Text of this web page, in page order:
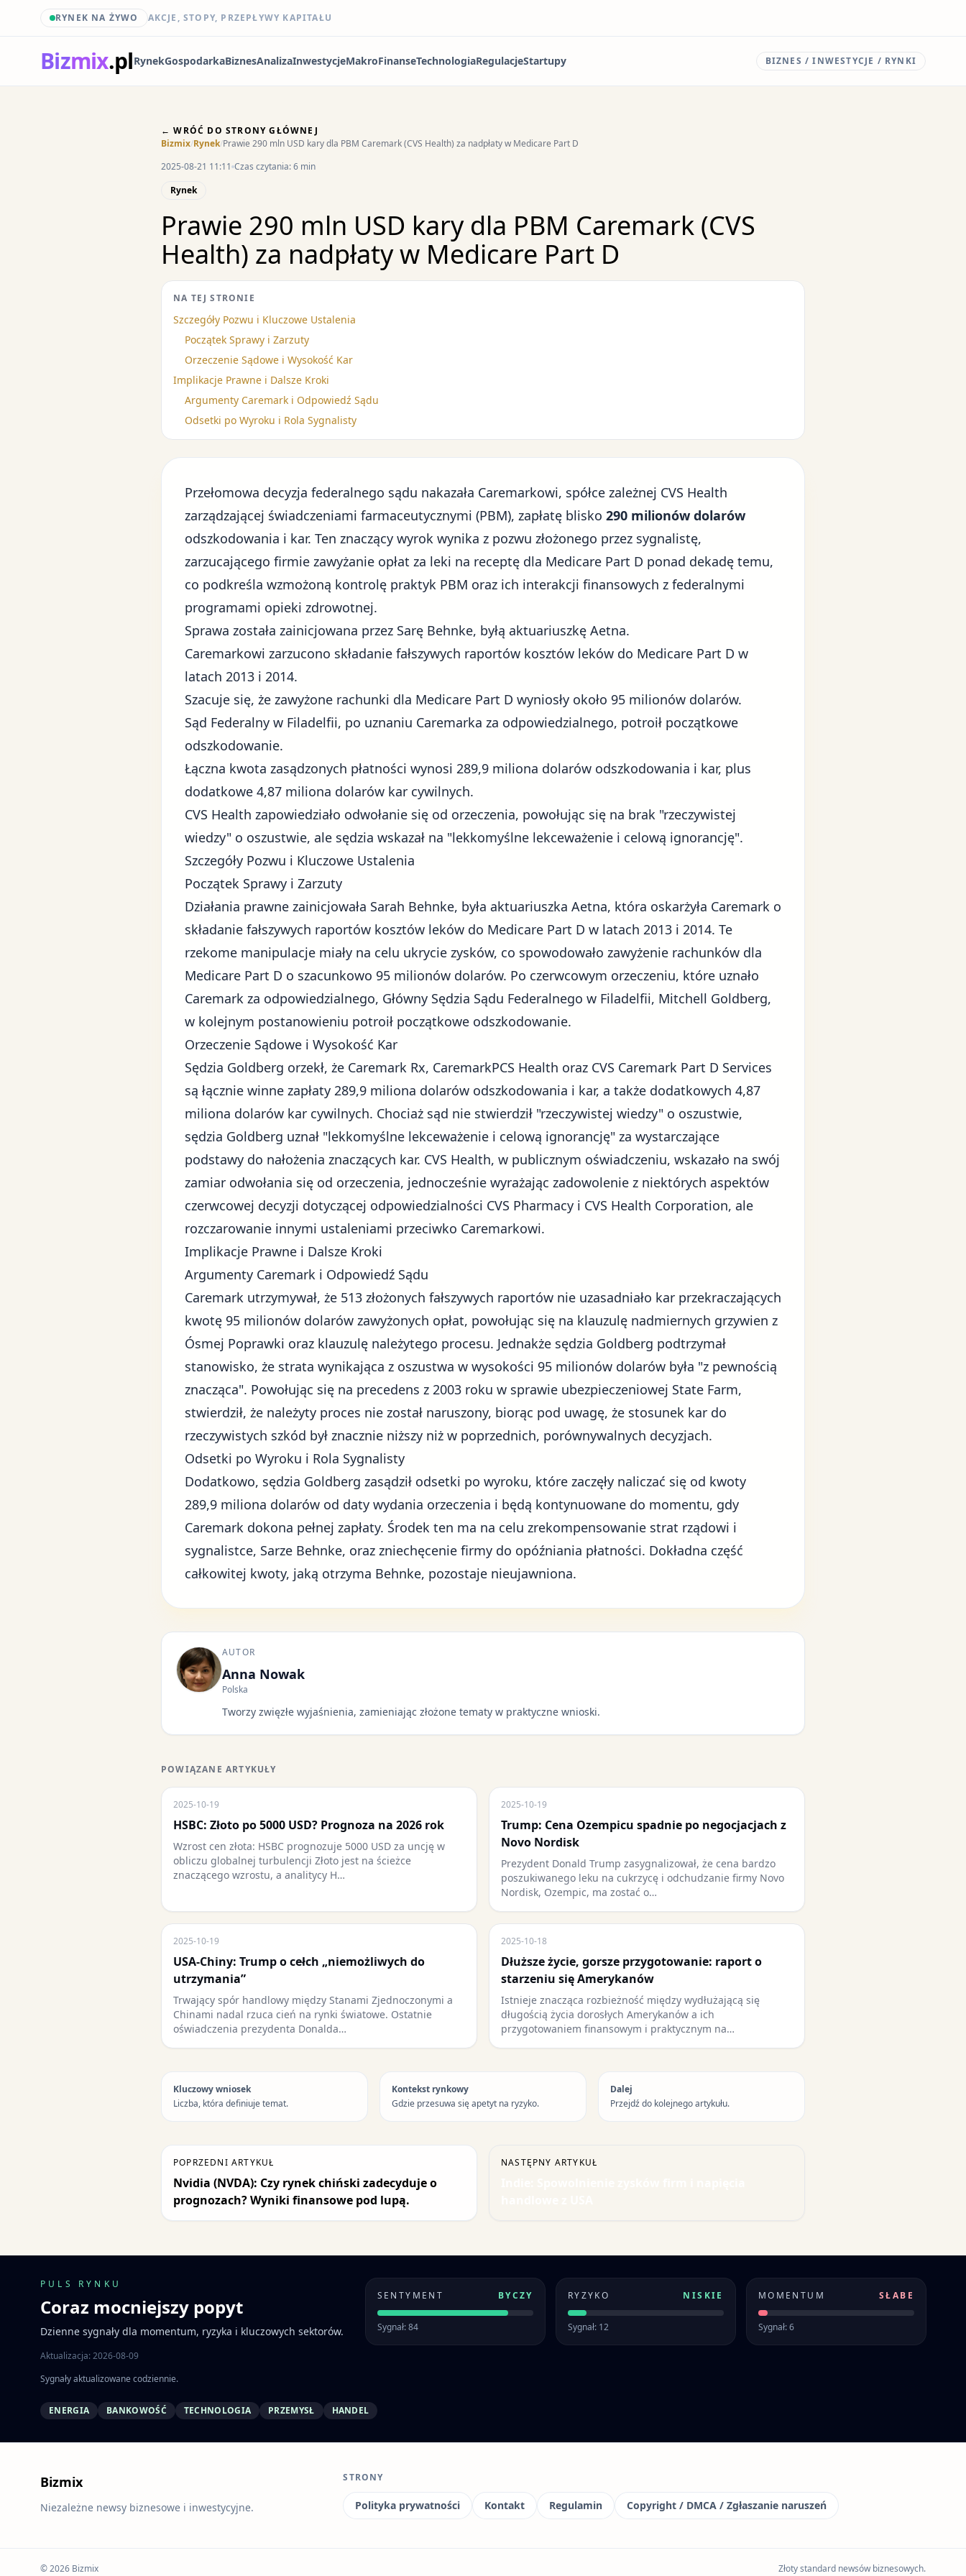
RYNEK NA ŻYWO AKCJE, STOPY, PRZEPŁYWY KAPITAŁU
Bizmix.plRynekGospodarkaBiznesAnalizaInwestycjeMakroFinanseTechnologiaRegulacjeStartupy BIZNES / INWESTYCJE / RYNKI
← WRÓĆ DO STRONY GŁÓWNEJ
Bizmix/Rynek/Prawie 290 mln USD kary dla PBM Caremark (CVS Health) za nadpłaty w Medicare Part D
2025-08-21 11:11 Czas czytania: 6 min
Rynek
Prawie 290 mln USD kary dla PBM Caremark (CVS
Health) za nadpłaty w Medicare Part D
NA TEJ STRONIE
Szczegóły Pozwu i Kluczowe Ustalenia
Początek Sprawy i Zarzuty
Orzeczenie Sądowe i Wysokość Kar
Implikacje Prawne i Dalsze Kroki
Argumenty Caremark i Odpowiedź Sądu
Odsetki po Wyroku i Rola Sygnalisty
Przełomowa decyzja federalnego sądu nakazała Caremarkowi, spółce zależnej CVS Health
zarządzającej świadczeniami farmaceutycznymi (PBM), zapłatę blisko 290 milionów dolarów
odszkodowania i kar. Ten znaczący wyrok wynika z pozwu złożonego przez sygnalistę,
zarzucającego firmie zawyżanie opłat za leki na receptę dla Medicare Part D ponad dekadę temu,
co podkreśla wzmożoną kontrolę praktyk PBM oraz ich interakcji finansowych z federalnymi
programami opieki zdrowotnej.
Sprawa została zainicjowana przez Sarę Behnke, byłą aktuariuszkę Aetna.
Caremarkowi zarzucono składanie fałszywych raportów kosztów leków do Medicare Part D w
latach 2013 i 2014.
Szacuje się, że zawyżone rachunki dla Medicare Part D wyniosły około 95 milionów dolarów.
Sąd Federalny w Filadelfii, po uznaniu Caremarka za odpowiedzialnego, potroił początkowe
odszkodowanie.
Łączna kwota zasądzonych płatności wynosi 289,9 miliona dolarów odszkodowania i kar, plus
dodatkowe 4,87 miliona dolarów kar cywilnych.
CVS Health zapowiedziało odwołanie się od orzeczenia, powołując się na brak "rzeczywistej
wiedzy" o oszustwie, ale sędzia wskazał na "lekkomyślne lekceważenie i celową ignorancję".
Szczegóły Pozwu i Kluczowe Ustalenia
Początek Sprawy i Zarzuty
Działania prawne zainicjowała Sarah Behnke, była aktuariuszka Aetna, która oskarżyła Caremark o
składanie fałszywych raportów kosztów leków do Medicare Part D w latach 2013 i 2014. Te
rzekome manipulacje miały na celu ukrycie zysków, co spowodowało zawyżenie rachunków dla
Medicare Part D o szacunkowo 95 milionów dolarów. Po czerwcowym orzeczeniu, które uznało
Caremark za odpowiedzialnego, Główny Sędzia Sądu Federalnego w Filadelfii, Mitchell Goldberg,
w kolejnym postanowieniu potroił początkowe odszkodowanie.
Orzeczenie Sądowe i Wysokość Kar
Sędzia Goldberg orzekł, że Caremark Rx, CaremarkPCS Health oraz CVS Caremark Part D Services
są łącznie winne zapłaty 289,9 miliona dolarów odszkodowania i kar, a także dodatkowych 4,87
miliona dolarów kar cywilnych. Chociaż sąd nie stwierdził "rzeczywistej wiedzy" o oszustwie,
sędzia Goldberg uznał "lekkomyślne lekceważenie i celową ignorancję" za wystarczające
podstawy do nałożenia znaczących kar. CVS Health, w publicznym oświadczeniu, wskazało na swój
zamiar odwołania się od orzeczenia, jednocześnie wyrażając zadowolenie z niektórych aspektów
czerwcowej decyzji dotyczącej odpowiedzialności CVS Pharmacy i CVS Health Corporation, ale
rozczarowanie innymi ustaleniami przeciwko Caremarkowi.
Implikacje Prawne i Dalsze Kroki
Argumenty Caremark i Odpowiedź Sądu
Caremark utrzymywał, że 513 złożonych fałszywych raportów nie uzasadniało kar przekraczających
kwotę 95 milionów dolarów zawyżonych opłat, powołując się na klauzulę nadmiernych grzywien z
Ósmej Poprawki oraz klauzulę należytego procesu. Jednakże sędzia Goldberg podtrzymał
stanowisko, że strata wynikająca z oszustwa w wysokości 95 milionów dolarów była "z pewnością
znacząca". Powołując się na precedens z 2003 roku w sprawie ubezpieczeniowej State Farm,
stwierdził, że należyty proces nie został naruszony, biorąc pod uwagę, że stosunek kar do
rzeczywistych szkód był znacznie niższy niż w poprzednich, porównywalnych decyzjach.
Odsetki po Wyroku i Rola Sygnalisty
Dodatkowo, sędzia Goldberg zasądził odsetki po wyroku, które zaczęły naliczać się od kwoty
289,9 miliona dolarów od daty wydania orzeczenia i będą kontynuowane do momentu, gdy
Caremark dokona pełnej zapłaty. Środek ten ma na celu zrekompensowanie strat rządowi i
sygnalistce, Sarze Behnke, oraz zniechęcenie firmy do opóźniania płatności. Dokładna część
całkowitej kwoty, jaką otrzyma Behnke, pozostaje nieujawniona.
AUTOR
Anna Nowak
Polska
Tworzy zwięzłe wyjaśnienia, zamieniając złożone tematy w praktyczne wnioski.
POWIĄZANE ARTYKUŁY
2025-10-19
HSBC: Złoto po 5000 USD? Prognoza na 2026 rok
Wzrost cen złota: HSBC prognozuje 5000 USD za uncję w
obliczu globalnej turbulencji Złoto jest na ścieżce
znaczącego wzrostu, a analitycy H…
2025-10-19
Trump: Cena Ozempicu spadnie po negocjacjach z
Novo Nordisk
Prezydent Donald Trump zasygnalizował, że cena bardzo
poszukiwanego leku na cukrzycę i odchudzanie firmy Novo
Nordisk, Ozempic, ma zostać o…
2025-10-19
USA-Chiny: Trump o cełch „niemożliwych do
utrzymania”
Trwający spór handlowy między Stanami Zjednoczonymi a
Chinami nadal rzuca cień na rynki światowe. Ostatnie
oświadczenia prezydenta Donalda…
2025-10-18
Dłuższe życie, gorsze przygotowanie: raport o
starzeniu się Amerykanów
Istnieje znacząca rozbieżność między wydłużającą się
długością życia dorosłych Amerykanów a ich
przygotowaniem finansowym i praktycznym na…
Kluczowy wniosek
Liczba, która definiuje temat.
Kontekst rynkowy
Gdzie przesuwa się apetyt na ryzyko.
Dalej
Przejdź do kolejnego artykułu.
POPRZEDNI ARTYKUŁ
Nvidia (NVDA): Czy rynek chiński zadecyduje o
prognozach? Wyniki finansowe pod lupą.
NASTĘPNY ARTYKUŁ
PULS RYNKU
Coraz mocniejszy popyt
Dzienne sygnały dla momentum, ryzyka i kluczowych sektorów.
Aktualizacja: 2026-08-09
Sygnały aktualizowane codziennie.
SENTYMENT BYCZY
Sygnał: 84
RYZYKO NISKIE
Sygnał: 12
MOMENTUM SŁABE
Sygnał: 6
ENERGIA BANKOWOŚĆ TECHNOLOGIA PRZEMYSŁ HANDEL
Bizmix
Niezależne newsy biznesowe i inwestycyjne.
STRONY
Polityka prywatności Kontakt Regulamin Copyright / DMCA / Zgłaszanie naruszeń
© 2026 Bizmix Złoty standard newsów biznesowych.